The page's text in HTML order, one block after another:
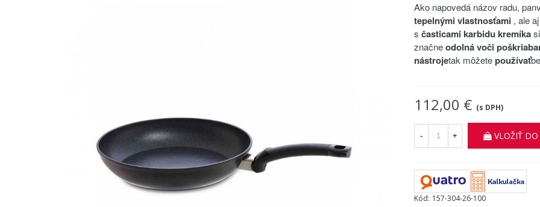
Ako napovedá názov radu,
tepelnými vlastnosťami , ale
s časticami karbidu kremíka
značneodolná voči
nástrojetak môžetepoužívať
112,00 € (s DPH)
- + VLOŽIŤ
Kód: 157-304-26-100